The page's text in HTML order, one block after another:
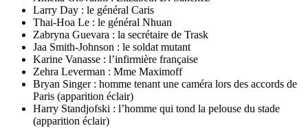
Larry Day : le général Caris
Thai-Hoa Le : le général Nhuan
Zabryna Guevara : la secrétaire de Trask
Jaa Smith-Johnson : le soldat mutant
Karine Vanasse : l’infirmière française
Zehra Leverman : Mme Maximoff
Bryan Singer : homme tenant une caméra lors des accords de
Paris (apparition éclair)
Harry Standjofski : l’homme qui tond la pelouse du stade
(apparition éclair)